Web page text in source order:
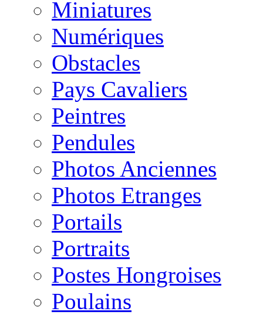
Miniatures
Numériques
Obstacles
Pays Cavaliers
Peintres
Pendules
Photos Anciennes
Photos Etranges
Portails
Portraits
Postes Hongroises
Poulains